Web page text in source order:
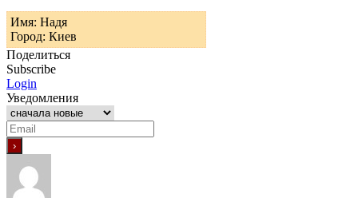
Имя: Надя
Город: Киев
Поделиться
Subscribe
Login
Уведомления